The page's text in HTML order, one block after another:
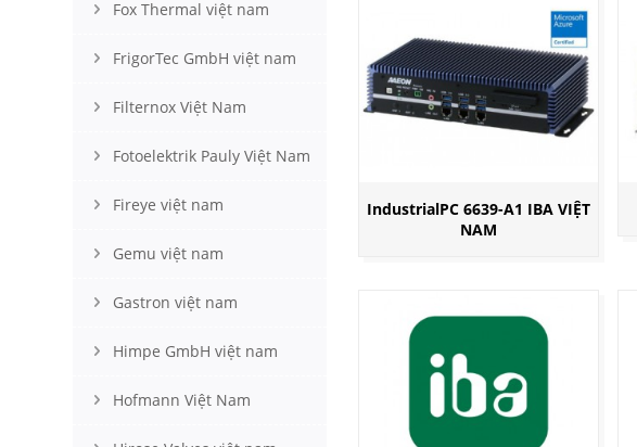
Fox Thermal việt nam
FrigorTec GmbH việt nam
Filternox Việt Nam
Fotoelektrik Pauly Việt Nam
Fireye việt nam
Gemu việt nam
Gastron việt nam
Himpe GmbH việt nam
Hofmann Việt Nam
IndustrialPC 6639-A1 IBA VIỆT
NAM